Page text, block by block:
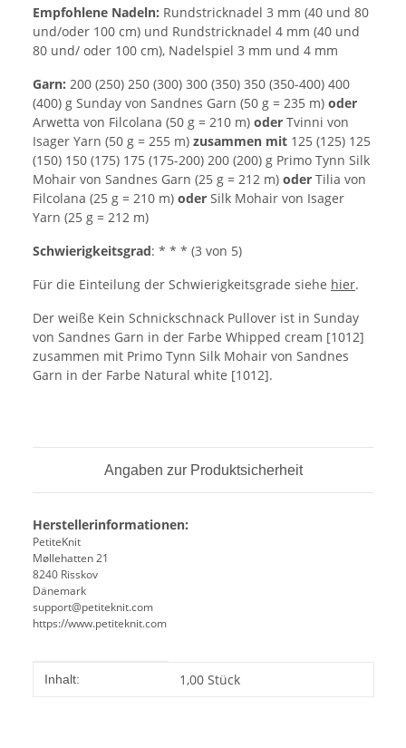
Empfohlene Nadeln: Rundstricknadel 3 mm (40 und 80
und/oder 100 cm) und Rundstricknadel 4 mm (40 und
80 und/ oder 100 cm), Nadelspiel 3 mm und 4 mm
Garn: 200 (250) 250 (300) 300 (350) 350 (350-400) 400
(400) g Sunday von Sandnes Garn (50 g = 235 m) oder
Arwetta von Filcolana (50 g = 210 m) oder Tvinni von
Isager Yarn (50 g = 255 m) zusammen mit 125 (125) 125
(150) 150 (175) 175 (175-200) 200 (200) g Primo Tynn Silk
Mohair von Sandnes Garn (25 g = 212 m) oder Tilia von
Filcolana (25 g = 210 m) oder Silk Mohair von Isager
Yarn (25 g = 212 m)
Schwierigkeitsgrad: * * * (3 von 5)
Für die Einteilung der Schwierigkeitsgrade siehe hier.
Der weiße Kein Schnickschnack Pullover ist in Sunday
von Sandnes Garn in der Farbe Whipped cream [1012]
zusammen mit Primo Tynn Silk Mohair von Sandnes
Garn in der Farbe Natural white [1012].
Angaben zur Produktsicherheit
Herstellerinformationen:
PetiteKnit
Møllehatten 21
8240 Risskov
Dänemark
support@petiteknit.com
https://www.petiteknit.com
Produkteigenschaft
Wert
Inhalt: 1,00 Stück